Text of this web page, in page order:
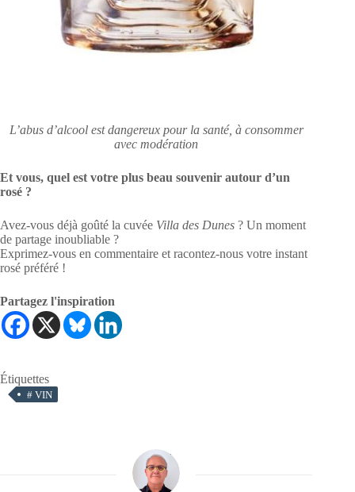
L’abus d’alcool est dangereux pour la santé, à consommer
avec modération
Et vous, quel est votre plus beau souvenir autour d’un
rosé ?
Avez-vous déjà goûté la cuvée Villa des Dunes ? Un moment
de partage inoubliable ?
Exprimez-vous en commentaire et racontez-nous votre instant
rosé préféré !
Partagez l'inspiration
Étiquettes
# VIN